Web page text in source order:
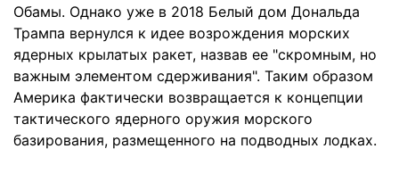
Обамы. Однако уже в 2018 Белый дом Дональда
Трампа вернулся к идее возрождения морских
ядерных крылатых ракет, назвав ее "скромным, но
важным элементом сдерживания". Таким образом
Америка фактически возвращается к концепции
тактического ядерного оружия морского
базирования, размещенного на подводных лодках.